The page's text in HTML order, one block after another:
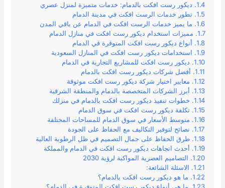
ديكور رست افكت بالدمام: خدمات متميزة لمنزل عصري
تطور خدمات الرست افكت في مدينة الدمام
ما يميز خدمات الرست افكت في الدمام عن باقي المدن
مميزات استخدام ديكور رست افكت في منازل الدمام
أنواع ديكور رست افكت المتوفرة في الدمام
استخدامات ديكور رست افكت في المنازل السعودية
ديكور رست افكت للمشاريع التجارية في الدمام
أفضل شركات ديكور رست افكت بالدمام
معايير اختيار شركة ديكور رست افكت موثوقة
أبرز الشركات المتخصصة بالدمام والمنطقة الشرقية
خطوات تنفيذ ديكور رست افكت بالدمام في منزلك
تكلفة ديكور رست افكت في سوق الدمام
متوسط الأسعار في سوق الدمام للمساحات المختلفة
نصائح لتوفير التكاليف مع الحفاظ على الجودة
طرق الحفاظ على جمال التصميم في ظل الرطوبة العالية
أحدث اتجاهات ديكور رست افكت في الدمام والمملكة
التصاميم العصرية المواكبة لرؤية 2030
الاسئلة الشائعة:
ما هو ديكور رست افكت بالدمام؟